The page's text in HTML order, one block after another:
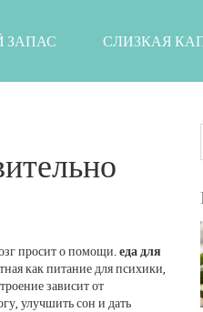
ЗАПАС СЛИЗКАЯ
просит о помощи. еда для
какпитание для психики
зависит от
улучшить сон и дать